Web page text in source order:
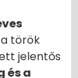
török
jelentős
és a